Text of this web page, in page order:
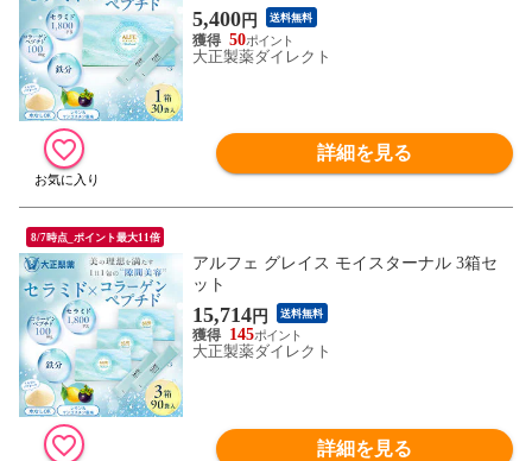
スティックタイプ コラーゲン コラーゲン
ペプチド 鉄分 サプリ サプリメント ヒアル
ロン酸 ビタミン ビタミンB ビタミンC コ
5,400円 送料無料
50
大正製薬ダイレクト
詳細を見る
8/7時点_ポイント最大11倍
アルフェ グレイス モイスターナル 3箱セ
ット
15,714円 送料無料
145
大正製薬ダイレクト
詳細を見る